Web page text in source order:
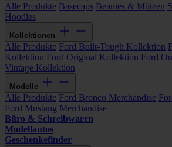
Alle Produkte Basecaps Beanies & Mützen
Hoodies
Kollektionen
Alle Produkte Ford Built-Tough Kollektion
Kollektion Ford Original Kollektion Ford
Vintage Kollektion
Modelle
Alle Produkte Ford Bronco Merchandise
Ford Mustang Merchandise
Büro & Schreibwaren
Modellautos
Geschenkefinder